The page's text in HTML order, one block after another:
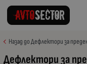
Назад до Дефлектори за
Дефлектори за